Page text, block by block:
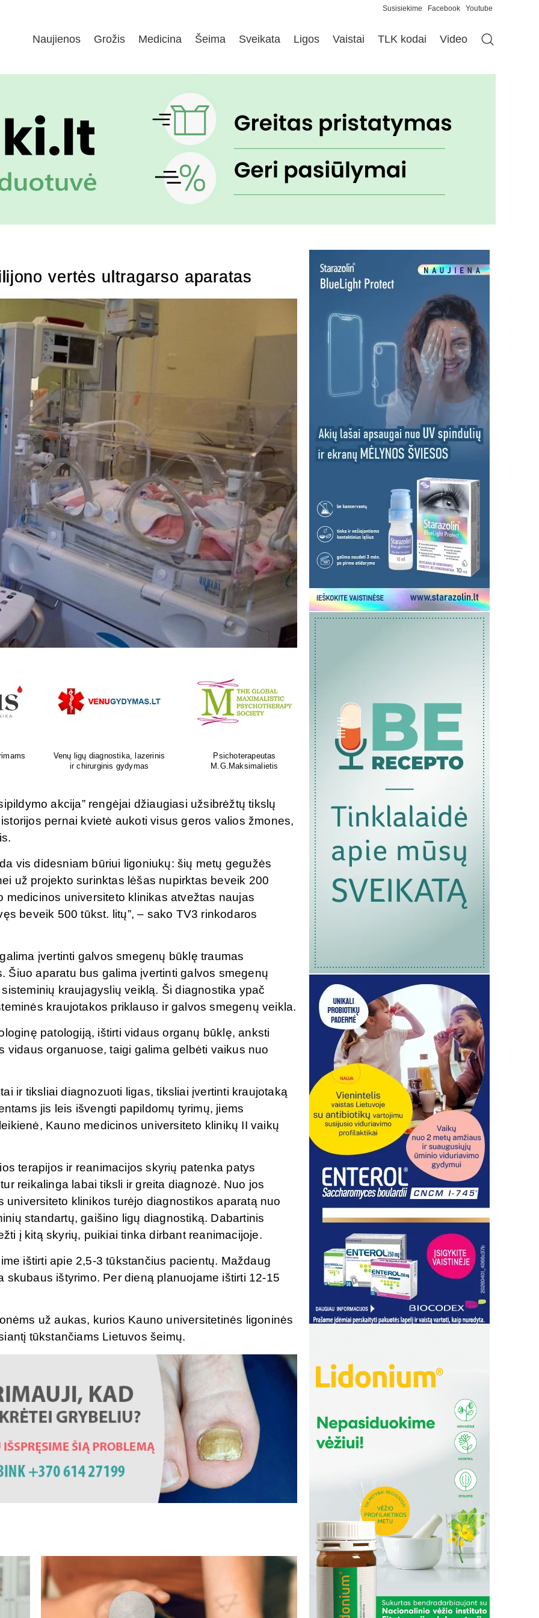
Susisiekime Facebook Youtube
Naujienos Grožis Medicina Šeima Sveikata Ligos Vaistai TLK kodai Video
vertės ultragarso aparatas
Ortopedijos priemonių gamyba ir
individualus pritaikymas
Atliksime tikslų, bet kokį DNR
tyrimą visoje Lietuvoje
Patrauklesnė vieta tyrimams
atlikti!
akcija” rengėjai džiaugiasi užsibrėžtų tikslų
pernai kvietė aukoti visus geros valios žmones,
vis didesniam būriui ligoniukų: šių metų gegužės
už projekto surinktas lėšas nupirktas beveik 200
medicinos universiteto klinikas atvežtas naujas
beveik 500 tūkst. litų”, – sako TV3 rinkodaros
įvertinti galvos smegenų būklę traumas
Šiuo aparatu bus galima įvertinti galvos smegenų
kraujagyslių veiklą. Ši diagnostika ypač
kraujotakos priklauso ir galvos smegenų veikla.
patologiją, ištirti vidaus organų būklę, anksti
vidaus organuose, taigi galima gelbėti vaikus nuo
ir tiksliai diagnozuoti ligas, tiksliai įvertinti kraujotaką
jis leis išvengti papildomų tyrimų, jiems
Kauno medicinos universiteto klinikų II vaikų
terapijos ir reanimacijos skyrių patenka patys
reikalinga labai tiksli ir greita diagnozė. Nuo jos
klinikos turėjo diagnostikos aparatą nuo
standartų, gaišino ligų diagnostiką. Dabartinis
į kitą skyrių, puikiai tinka dirbant reanimacijoje.
ištirti apie 2,5-3 tūkstančius pacientų. Maždaug
ištyrimo. Per dieną planuojame ištirti 12-15
už aukas, kurios Kauno universitetinės ligoninės
tūkstančiams Lietuvos šeimų.